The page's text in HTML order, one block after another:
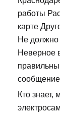
работы
карте
Не должно
Неверное
Кто знает,